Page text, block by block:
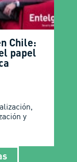
Chile:
papel
y